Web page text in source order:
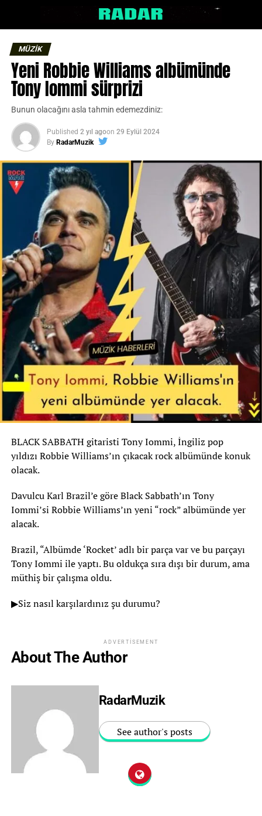
MÜZİK
Yeni Robbie Williams albümünde
Tony Iommi sürprizi
Bunun olacağını asla tahmin edemezdiniz:
Published 2 yıl agoon 29 Eylül 2024
By RadarMuzik
BLACK SABBATH gitaristi Tony Iommi, İngiliz pop
yıldızı Robbie Williams’ın çıkacak rock albümünde konuk
olacak.
Davulcu Karl Brazil’e göre Black Sabbath’ın Tony
Iommi’si Robbie Williams’ın yeni “rock” albümünde yer
alacak.
Brazil, “Albümde ‘Rocket’ adlı bir parça var ve bu parçayı
Tony Iommi ile yaptı. Bu oldukça sıra dışı bir durum, ama
müthiş bir çalışma oldu.
▶Siz nasıl karşılardınız şu durumu?
ADVERTISEMENT
About The Author
RadarMuzik
See author's posts